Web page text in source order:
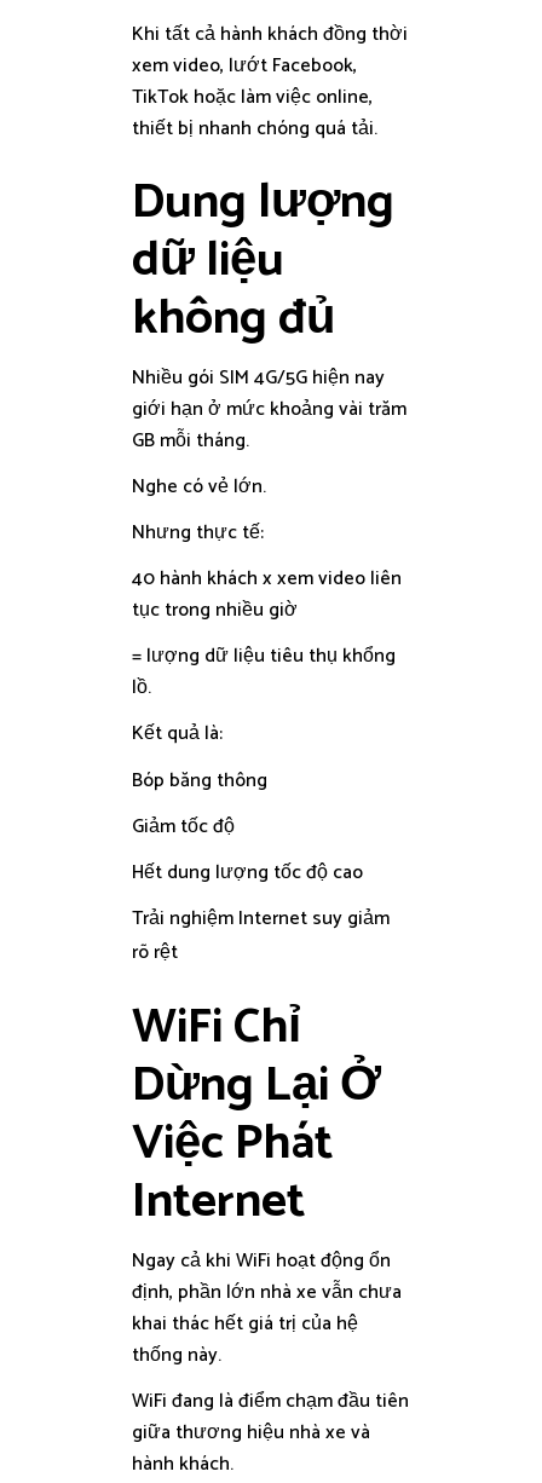
Khi tất cả hành khách đồng thời
xem video, lướt Facebook,
TikTok hoặc làm việc online,
thiết bị nhanh chóng quá tải.
Dung lượng
dữ liệu
không đủ
Nhiều gói SIM 4G/5G hiện nay
giới hạn ở mức khoảng vài trăm
GB mỗi tháng.
Nghe có vẻ lớn.
Nhưng thực tế:
40 hành khách x xem video liên
tục trong nhiều giờ
= lượng dữ liệu tiêu thụ khổng
lồ.
Kết quả là:
Bóp băng thông
Giảm tốc độ
Hết dung lượng tốc độ cao
Trải nghiệm Internet suy giảm
rõ rệt
WiFi Chỉ
Dừng Lại Ở
Việc Phát
Internet
Ngay cả khi WiFi hoạt động ổn
định, phần lớn nhà xe vẫn chưa
khai thác hết giá trị của hệ
thống này.
WiFi đang là điểm chạm đầu tiên
giữa thương hiệu nhà xe và
hành khách.